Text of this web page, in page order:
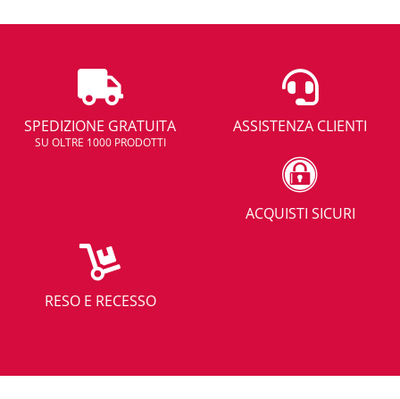
SPEDIZIONE GRATUITA
SU OLTRE 1000 PRODOTTI
ASSISTENZA CLIENTI
ACQUISTI SICURI
RESO E RECESSO